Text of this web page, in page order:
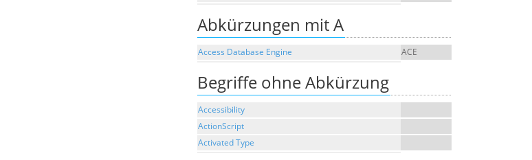
Abkürzungen mit A
Access Database Engine ACE
Begriffe ohne Abkürzung
Accessibility
ActionScript
Activated Type